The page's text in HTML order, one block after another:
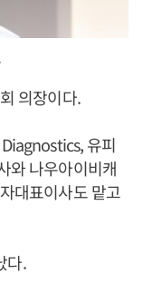
의장이다.
유피
와 나우아이비캐
대표이사도 맡고
다.